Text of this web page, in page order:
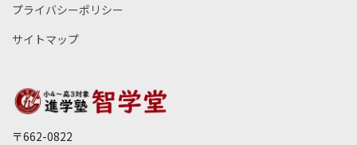
プライバシーポリシー
サイトマップ
〒662-0822